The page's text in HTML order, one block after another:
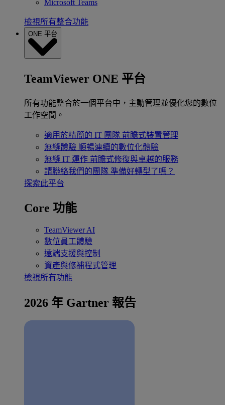
Microsoft Teams
檢視所有整合功能
ONE 平台
TeamViewer ONE 平台
所有功能整合於一個平台中，主動管理並優化您的數位
工作空間。
適用於精簡的 IT 團隊 前瞻式裝置管理
無縫體驗 順暢連續的數位化體驗
無縫 IT 運作 前瞻式修復與卓越的服務
請聯絡我們的團隊 準備好轉型了嗎？
探索此平台
Core 功能
TeamViewer AI
數位員工體驗
遠端支援與控制
資產與修補程式管理
檢視所有功能
2026 年 Gartner 報告